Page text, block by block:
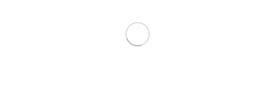
Load More